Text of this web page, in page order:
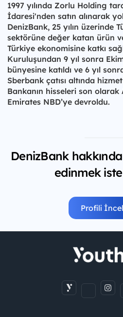
1997 yılında Zorlu Holding
İdaresi'nden satın alınarak
DenizBank, 25 yılın üzerinde
sektörüne değer katan ürün
Türkiye ekonomisine katkı
Kuruluşundan 9 yıl sonra
bünyesine katıldı ve 6 yıl
Sberbank çatısı altında
Bankanın hisseleri son olarak
Emirates NBD’ye devroldu.
DenizBank
edinmek
Profili